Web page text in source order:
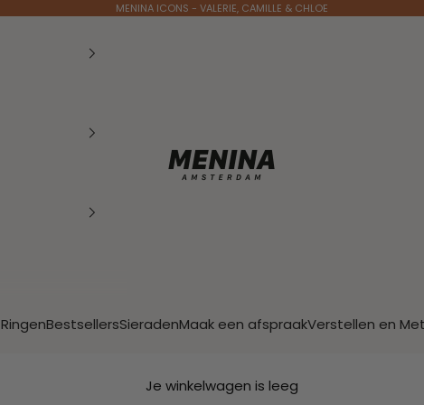
MENINA ICONS - VALERIE, CAMILLE & CHLOE
Menina Amsterdam
RingenBestsellersSieradenMaak een afspraakVerstellen en
Je winkelwagen is leeg